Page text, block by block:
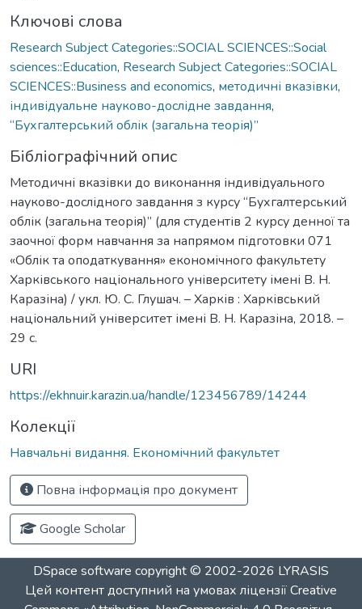
Ключові слова
Research Subject Categories::SOCIAL SCIENCES::Social
sciences::Education, Research Subject Categories::SOCIAL
SCIENCES::Business and economics, методичні вказівки,
індивідуальне науково-дослідне завдання,
“Бухгалтерський облік (загальна теорія)”
Бібліографічний опис
Методичні вказівки до виконання індивідуального
науково-дослідного завдання з курсу “Бухгалтерський
облік (загальна теорія)” (для студентів 2 курсу денної та
заочної форм навчання за напрямом підготовки 071
«Облік та оподаткування» економічного факультету
Харківського національного університету імені В. Н.
Каразіна) / укл. Ю. С. Глушач. – Харків : Харківський
національний університет імені В. Н. Каразіна, 2018. –
29 с.
URI
https://ekhnuir.karazin.ua/handle/123456789/14244
Колекції
Навчальні видання. Економічний факультет
Повна інформація про документ
Google Scholar
DSpace software copyright © 2002-2026 LYRASIS
Цей контент доступний на умовах ліцензіїCreative